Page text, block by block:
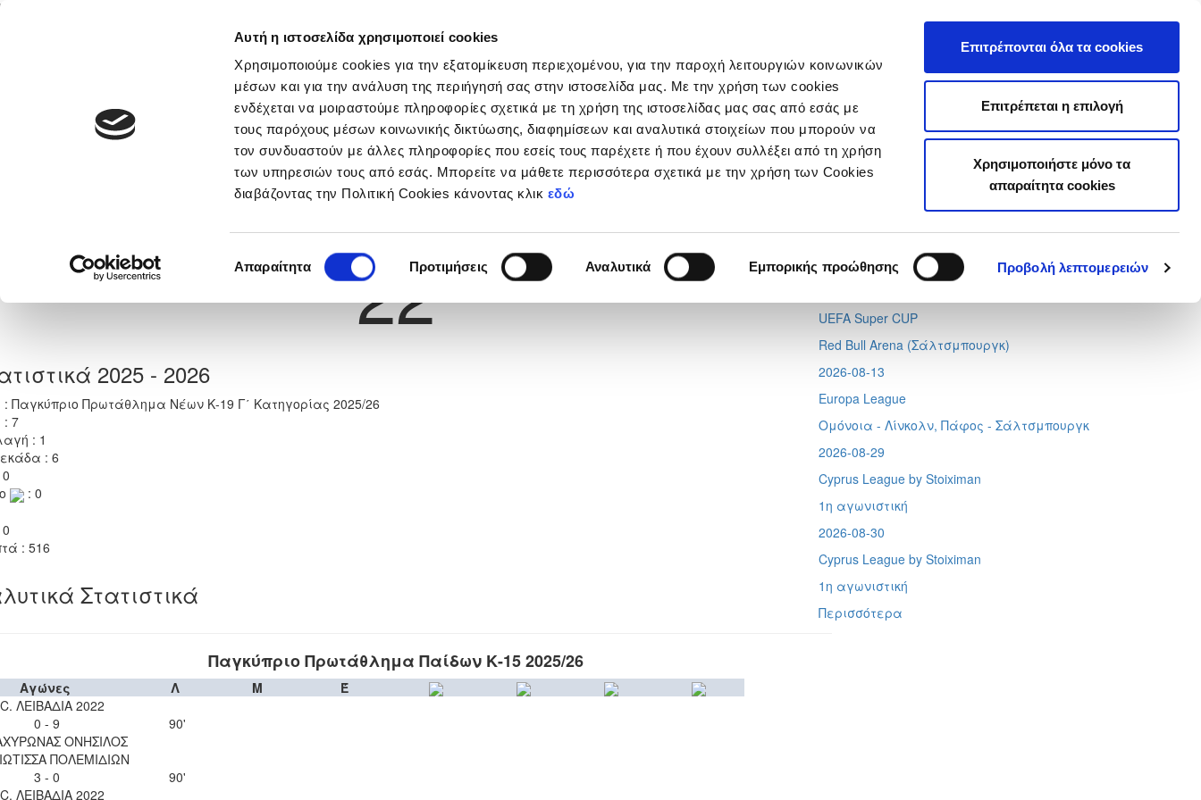
Αυτή η ιστοσελίδα χρησιμοποιεί cookies
Χρησιμοποιούμε cookies για την εξατομίκευση περιεχομένου, για την παροχή λειτουργιών κοινωνικών
μέσων και για την ανάλυση της περιήγησή σας στην ιστοσελίδα μας. Με την χρήση των cookies
ενδέχεται να μοιραστούμε πληροφορίες σχετικά με τη χρήση της ιστοσελίδας μας σας από εσάς με
τους παρόχους μέσων κοινωνικής δικτύωσης, διαφημίσεων και αναλυτικά στοιχείων που μπορούν να
τον συνδυαστούν με άλλες πληροφορίες που εσείς τους παρέχετε ή που έχουν συλλέξει από τη χρήση
των υπηρεσιών τους από εσάς. Μπορείτε να μάθετε περισσότερα σχετικά με την χρήση των Cookies
διαβάζοντας την Πολιτική Cookies κάνοντας κλικ εδώ
συγκατάθεσης
Απαραίτητα Προτιμήσεις Αναλυτικά Εμπορικής προώθησης Προβολή λεπτομερειών
Επιτρέπονται όλα τα cookies
Επιτρέπεται η επιλογή
Χρησιμοποιήστε μόνο τα
απαραίτητα cookies
Νέα & Πληροφορίες Εθνικές Ομάδες Διοργανώσεις
Previous Next
ΧΑΡΑΛΑΜΠΟΣ ΣΤΕΦ ΧΡΙΣΤΟΦΟΡΟΣ
Νούμερο Φανέλας
22
2025 - 2026
: Παγκύπριο Πρωτάθλημα Νέων Κ-19 Γ΄ Κατηγορίας 2025/26
: 7
: 1
: 6
: 0
: 516
Στατιστικά
Παγκύπριο Πρωτάθλημα Παίδων Κ-15 2025/26
Αγώνες Λ Μ
Έ
ΛΕΙΒΑΔΙΑ 2022
0 - 9
ΟΝΗΣΙΛΟΣ
90'
ΠΟΛΕΜΙΔΙΩΝ
3 - 0
ΛΕΙΒΑΔΙΑ 2022
90'
Tweets by CyprusFA
Προσεχή γεγονότα
Conference League
Απόλλων - Μπραν
UEFA Super CUP
Red Bull Arena (Σάλτσμπουργκ)
2026-08-13
Europa League
Ομόνοια - Λίνκολν, Πάφος - Σάλτσμπουργκ
2026-08-29
Cyprus League by Stoiximan
1η αγωνιστική
2026-08-30
Cyprus League by Stoiximan
1η αγωνιστική
Περισσότερα